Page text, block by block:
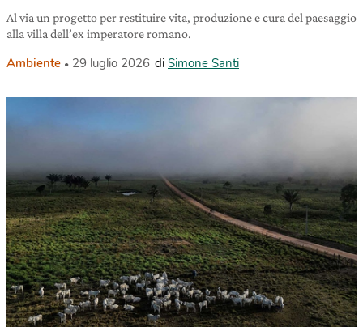
Al via un progetto per restituire vita, produzione e cura del paesaggio
alla villa dell’ex imperatore romano.
Ambiente 29 luglio 2026 di Simone Santi